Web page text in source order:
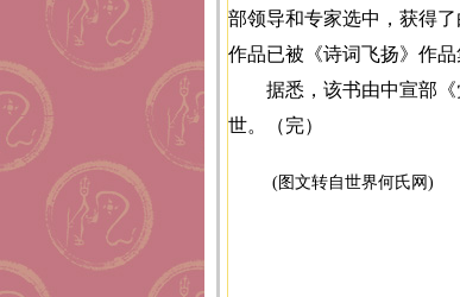
部领导和专家选中，获得
作品已被《诗词飞扬》作品
据悉，该书由中宣部
世。（完）
(图文转自世界何氏网)